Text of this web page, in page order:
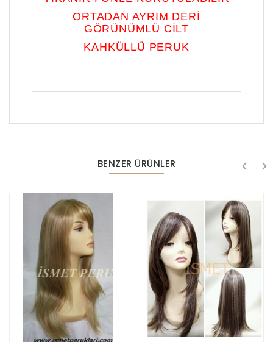
ORTADAN AYRIM DERİ
GÖRÜNÜMLÜ CİLT
KAHKÜLLÜ PERUK
BENZER ÜRÜNLER